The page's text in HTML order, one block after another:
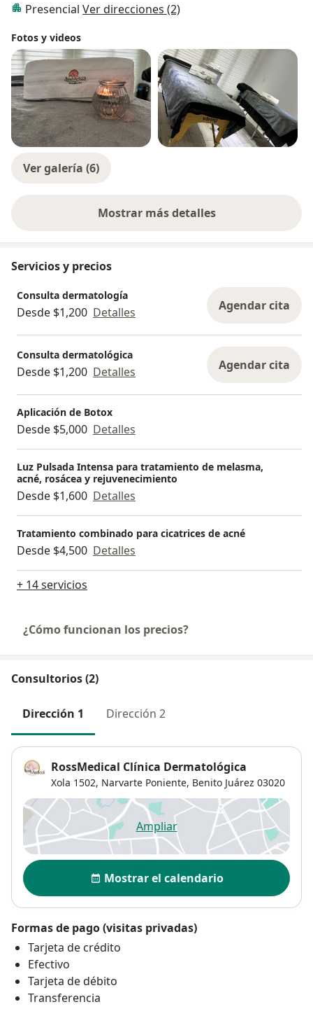
Presencial Ver direcciones (2)
Fotos y videos
Ver galería (6)
Mostrar más detalles
sobre la experiencia
Servicios y precios
Consulta dermatología
Desde $1,200 Detalles Agendar cita
Consulta dermatológica
Desde $1,200 Detalles Agendar cita
Aplicación de Botox
Desde $5,000 Detalles
Luz Pulsada Intensa para tratamiento de melasma,
acné, rosácea y rejuvenecimiento
Desde $1,600 Detalles
Tratamiento combinado para cicatrices de acné
Desde $4,500 Detalles
+ 14 servicios
¿Cómo funcionan los precios?
Consultorios (2)
Dirección 1 Dirección 2
RossMedical Clínica Dermatológica
Xola 1502, Narvarte Poniente, Benito Juárez 03020
Ampliarse abre en una nueva
Disponibilidad
Mostrar el calendario
Formas de pago (visitas privadas)
Tarjeta de crédito
Efectivo
Tarjeta de débito
Transferencia